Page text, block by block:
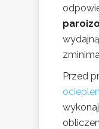
Przed